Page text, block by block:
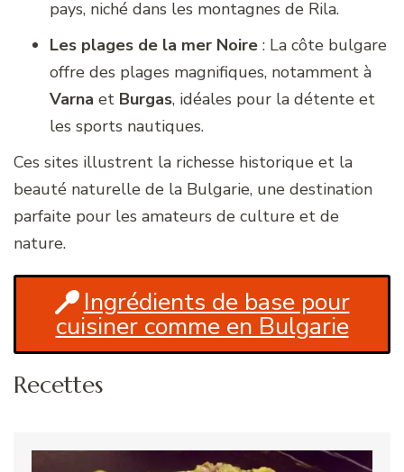
pays, niché dans les montagnes de Rila.
Les plages de la mer Noire : La côte bulgare
offre des plages magnifiques, notamment à
Varna et Burgas, idéales pour la détente et
les sports nautiques.
Ces sites illustrent la richesse historique et la
beauté naturelle de la Bulgarie, une destination
parfaite pour les amateurs de culture et de
nature.
Ingrédients de base pour
cuisiner comme en Bulgarie
Recettes